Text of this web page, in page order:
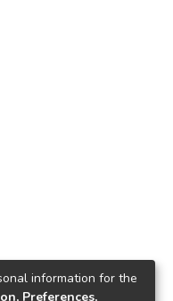
information for the
Preferences,